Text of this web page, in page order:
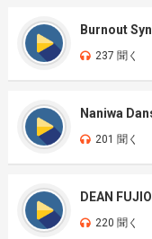
Burnout
237 聞く
Naniwa
201 聞く
DEAN
220 聞く